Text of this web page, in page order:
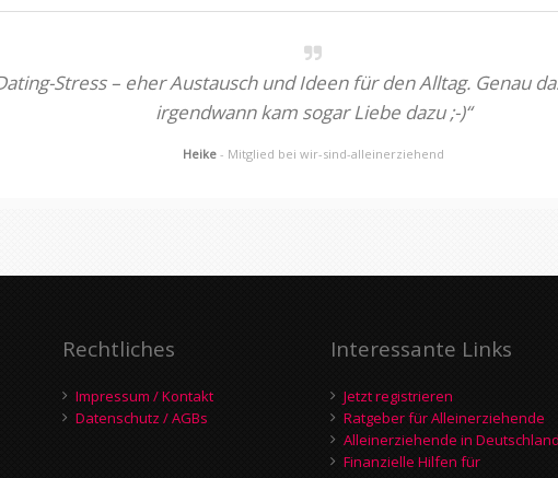
Stress – eher Austausch und Ideen für den Alltag. Genau
irgendwann kam sogar Liebe dazu ;-)“
Heike - Mitglied bei wir-sind-alleinerziehend
Rechtliches
Impressum / Kontakt
Datenschutz / AGBs
Interessante Links
Jetzt registrieren
Ratgeber für Alleinerziehende
Alleinerziehende in Deutschland
Finanzielle Hilfen für